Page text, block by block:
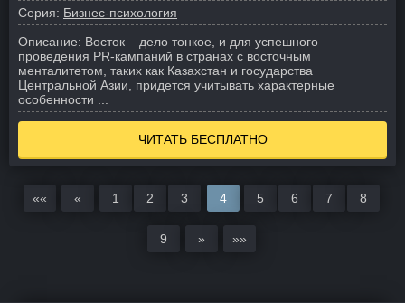
Серия: Бизнес-психология
Описание: Восток – дело тонкое, и для успешного
проведения PR-кампаний в странах с восточным
менталитетом, таких как Казахстан и государства
Центральной Азии, придется учитывать характерные
особенности ...
ЧИТАТЬ БЕСПЛАТНО
«« « 1 2 3 4 5 6 7 8
9 » »»